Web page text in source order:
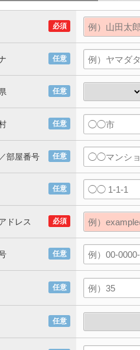
必須
任意
任意
任意
任意
部屋番号
任意
必須
ドレス
任意
任意
任意